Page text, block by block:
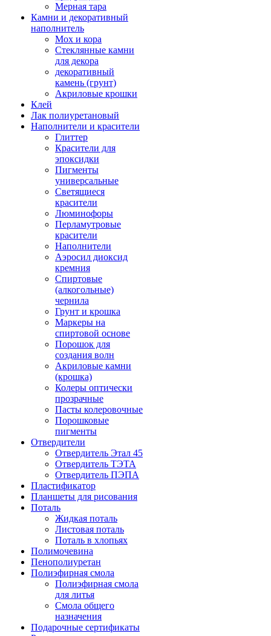
Мерная тара
Камни и декоративный
наполнитель
Мох и кора
Стеклянные камни
для декора
декоративный
камень (грунт)
Акриловые крошки
Клей
Лак полиуретановый
Наполнители и красители
Глиттер
Красители для
эпоксидки
Пигменты
универсальные
Светящиеся
красители
Люминофоры
Перламутровые
красители
Наполнители
Аэросил диоксид
кремния
Спиртовые
(алкогольные)
чернила
Грунт и крошка
Маркеры на
спиртовой основе
Порошок для
создания волн
Акриловые камни
(крошка)
Колеры оптически
прозрачные
Пасты колеровочные
Порошковые
пигменты
Отвердители
Отвердитель Этал 45
Отвердитель ТЭТА
Отвердитель ПЭПА
Пластификатор
Планшеты для рисования
Поталь
Жидкая поталь
Листовая поталь
Поталь в хлопьях
Полимочевина
Пенополиуретан
Полиэфирная смола
Полиэфирная смола
для литья
Смола общего
назначения
Подарочные сертификаты